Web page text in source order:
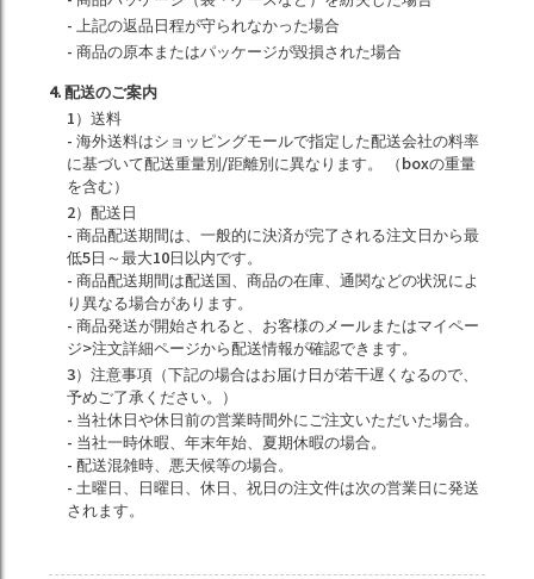
- 上記の返品日程が守られなかった場合
- 商品の原本またはパッケージが毀損された場合
4. 配送のご案内
1）送料
- 海外送料はショッピングモールで指定した配送会社の料率
に基づいて配送重量別/距離別に異なります。 （boxの重量
を含む）
2）配送日
- 商品配送期間は、一般的に決済が完了される注文日から最
低5日～最大10日以内です。
- 商品配送期間は配送国、商品の在庫、通関などの状況によ
り異なる場合があります。
- 商品発送が開始されると、お客様のメールまたはマイペー
ジ>注文詳細ページから配送情報が確認できます。
3）注意事項（下記の場合はお届け日が若干遅くなるので、
予めご了承ください。）
- 当社休日や休日前の営業時間外にご注文いただいた場合。
- 当社一時休暇、年末年始、夏期休暇の場合。
- 配送混雑時、悪天候等の場合。
- 土曜日、日曜日、休日、祝日の注文件は次の営業日に発送
されます。